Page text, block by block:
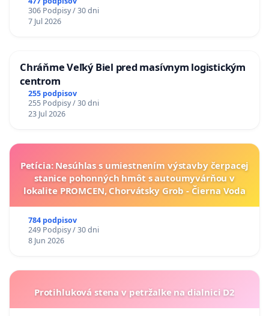
306 Podpisy / 30 dni
7 Jul 2026
Chráňme Veľký Biel pred masívnym logistickým
centrom
255 podpisov
255 Podpisy / 30 dni
23 Jul 2026
Petícia: Nesúhlas s umiestnením výstavby čerpacej
stanice pohonných hmôt s autoumyvárňou v
lokalite PROMCEN, Chorvátsky Grob - Čierna Voda
784 podpisov
249 Podpisy / 30 dni
8 Jun 2026
Protihluková stena v petržalke na dialnici D2